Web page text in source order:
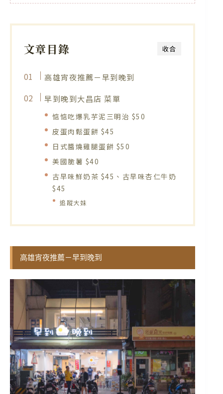
收合
文章目錄
高雄宵夜推薦－早到晚到
早到晚到大昌店 菜單
惦惦吃爆乳芋泥三明治 $50
皮蛋肉鬆蛋餅 $45
日式醬燒雞腿蛋餅 $50
美國脆薯 $40
古早味鮮奶茶 $45、古早味杏仁牛奶
$45
追蹤大妹
高雄宵夜推薦－早到晚到